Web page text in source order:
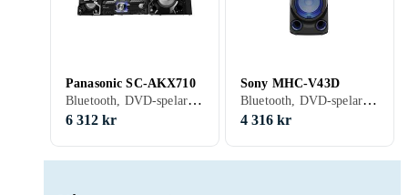
Panasonic SC-AKX710
Bluetooth, DVD-spelare, USB-kontakt, FM, AM
6 312 kr
Sony MHC-V43D
Bluetooth, DVD-spelare, USB-kontakt, FM, RDS-radio, DAB
4 316 kr